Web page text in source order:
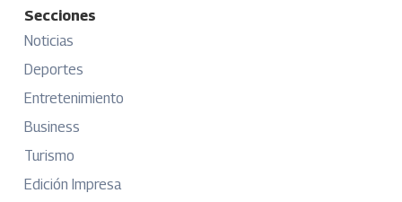
Secciones
Noticias
Deportes
Entretenimiento
Business
Turismo
Edición Impresa